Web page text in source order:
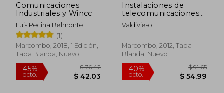
Comunicaciones
Industriales y Wincc
Luis Peciña Belmonte
(1)
Marcombo, 2018, 1 Edición,
Tapa Blanda, Nuevo
Instalaciones de
telecomunicaciones
para edificios
Valdivieso
Marcombo, 2012, Tapa
Blanda, Nuevo